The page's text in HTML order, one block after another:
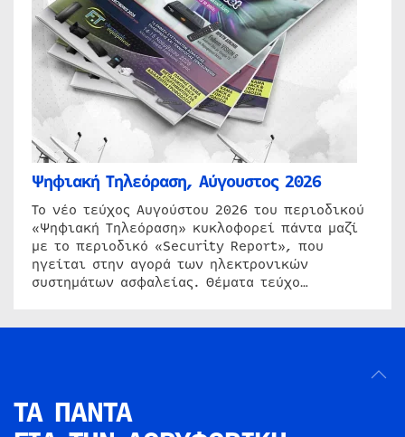
Ψηφιακή Τηλεόραση, Αύγουστος 2026
Το νέο τεύχος Αυγούστου 2026 του περιοδικού
«Ψηφιακή Τηλεόραση» κυκλοφορεί πάντα μαζί
με το περιοδικό «Security Report», που
ηγείται στην αγορά των ηλεκτρονικών
συστημάτων ασφαλείας. Θέματα τεύχο…
ΤΑ ΠΑΝΤΑ